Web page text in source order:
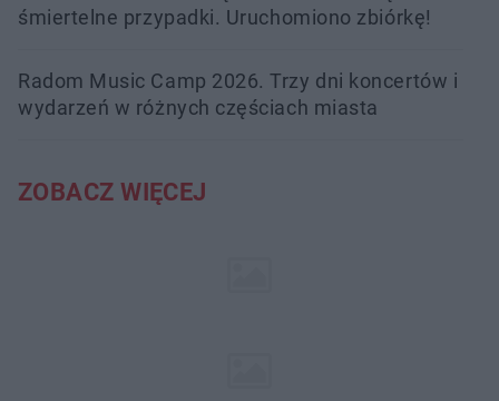
śmiertelne przypadki. Uruchomiono zbiórkę!
Radom Music Camp 2026. Trzy dni koncertów i
wydarzeń w różnych częściach miasta
ZOBACZ WIĘCEJ